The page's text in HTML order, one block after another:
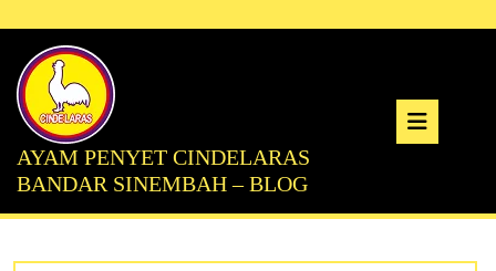
content
AYAM PENYET CINDELARAS
BANDAR SINEMBAH – BLOG